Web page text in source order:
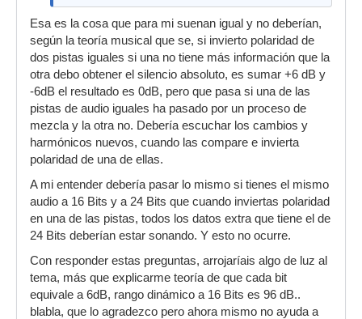
Esa es la cosa que para mi suenan igual y no deberían,
según la teoría musical que se, si invierto polaridad de
dos pistas iguales si una no tiene más información que la
otra debo obtener el silencio absoluto, es sumar +6 dB y
-6dB el resultado es 0dB, pero que pasa si una de las
pistas de audio iguales ha pasado por un proceso de
mezcla y la otra no. Debería escuchar los cambios y
harmónicos nuevos, cuando las compare e invierta
polaridad de una de ellas.
A mi entender debería pasar lo mismo si tienes el mismo
audio a 16 Bits y a 24 Bits que cuando inviertas polaridad
en una de las pistas, todos los datos extra que tiene el de
24 Bits deberían estar sonando. Y esto no ocurre.
Con responder estas preguntas, arrojaríais algo de luz al
tema, más que explicarme teoría de que cada bit
equivale a 6dB, rango dinámico a 16 Bits es 96 dB..
blabla, que lo agradezco pero ahora mismo no ayuda a